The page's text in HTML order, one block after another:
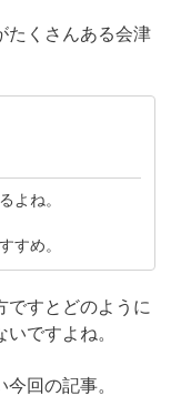
たくさんある会津
よね。
すめ。
ですとどのように
ですよね。
回の記事。